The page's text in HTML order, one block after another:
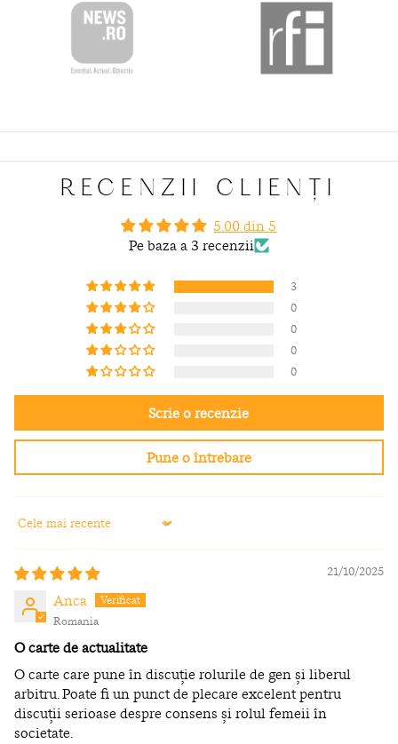
RECENZII CLIENȚI
5.00 din 5
Pe baza a 3 recenzii
3
0
0
0
0
Scrie o recenzie
Pune o întrebare
Sort by
21/10/2025
Anca
Romania
O carte de actualitate
O carte care pune în discuție rolurile de gen și liberul
arbitru. Poate fi un punct de plecare excelent pentru
discuții serioase despre consens și rolul femeii în
societate.